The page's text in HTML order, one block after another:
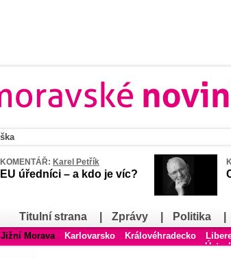
KOMENTÁŘ: Karel Petřík
EU úředníci – a kdo je víc?
Titulní strana
Zprávy Politika
Jižní Morava Karlovarsko Královéhradecko